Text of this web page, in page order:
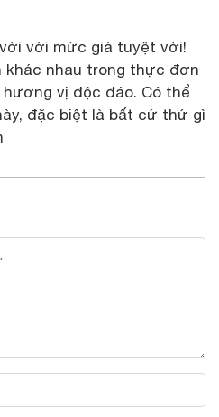
với mức giá tuyệt vời!
khác nhau trong thực đơn
vị độc đáo. Có thể
đặc biệt là bất cứ thứ gì